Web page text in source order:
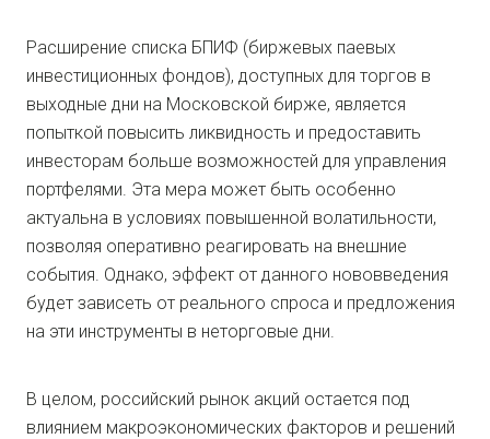
Расширение списка БПИФ (биржевых паевых
инвестиционных фондов), доступных для торгов в
выходные дни на Московской бирже, является
попыткой повысить ликвидность и предоставить
инвесторам больше возможностей для управления
портфелями. Эта мера может быть особенно
актуальна в условиях повышенной волатильности,
позволяя оперативно реагировать на внешние
события. Однако, эффект от данного нововведения
будет зависеть от реального спроса и предложения
на эти инструменты в неторговые дни.
В целом, российский рынок акций остается под
влиянием макроэкономических факторов и решений